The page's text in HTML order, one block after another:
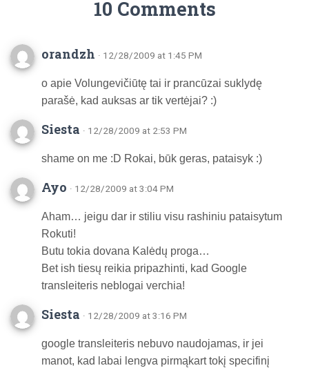
10 Comments
orandzh · 12/28/2009 at 1:45 PM
o apie Volungevičiūtę tai ir prancūzai suklydę
parašė, kad auksas ar tik vertėjai? :)
Siesta · 12/28/2009 at 2:53 PM
shame on me :D Rokai, būk geras, pataisyk :)
Ayo · 12/28/2009 at 3:04 PM
Aham… jeigu dar ir stiliu visu rashiniu pataisytum
Rokuti!
Butu tokia dovana Kalėdų proga…
Bet ish tiesų reikia pripazhinti, kad Google
transleiteris neblogai verchia!
Siesta · 12/28/2009 at 3:16 PM
google transleiteris nebuvo naudojamas, ir jei
manot, kad labai lengva pirmąkart tokį specifinį